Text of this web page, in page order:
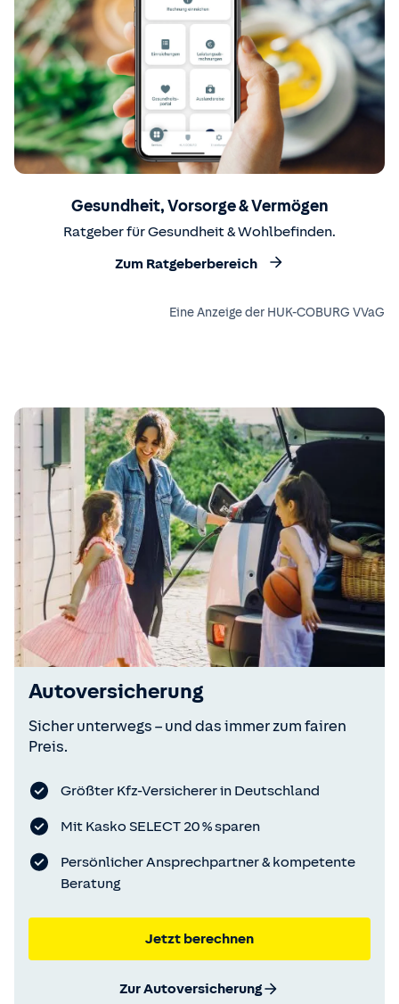
Gesundheit, Vorsorge & Vermögen
Ratgeber für Gesundheit & Wohlbefinden.
Zum Ratgeberbereich
Eine Anzeige der HUK-COBURG VVaG
Autoversicherung
Sicher unterwegs – und das immer zum fairen
Preis.
Größter Kfz-Versicherer in Deutschland
Mit Kasko SELECT 20 % sparen
Persönlicher Ansprechpartner & kompetente
Beratung
Jetzt berechnen
Zur Autoversicherung